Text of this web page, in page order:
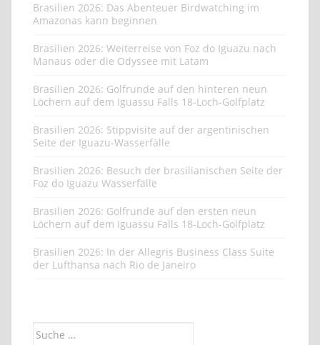
Brasilien 2026: Das Abenteuer Birdwatching im
Amazonas kann beginnen
Brasilien 2026: Weiterreise von Foz do Iguazu nach
Manaus oder die Odyssee mit Latam
Brasilien 2026: Golfrunde auf den hinteren neun
Löchern auf dem Iguassu Falls 18-Loch-Golfplatz
Brasilien 2026: Stippvisite auf der argentinischen
Seite der Iguazu-Wasserfälle
Brasilien 2026: Besuch der brasilianischen Seite der
Foz do Iguazu Wasserfälle
Brasilien 2026: Golfrunde auf den ersten neun
Löchern auf dem Iguassu Falls 18-Loch-Golfplatz
Brasilien 2026: In der Allegris Business Class Suite
der Lufthansa nach Rio de Janeiro